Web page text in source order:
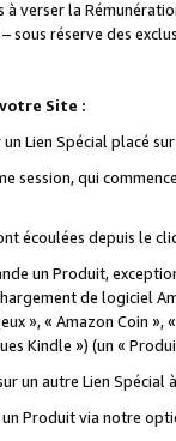
à verser la
sous réserve des
Site :
Lien Spécial placé
session, qui
écoulées depuis le
un Produit,
de logiciel
», « Amazon Coin
Kindle ») (un «
un autre Lien Spécial
Produit via notre